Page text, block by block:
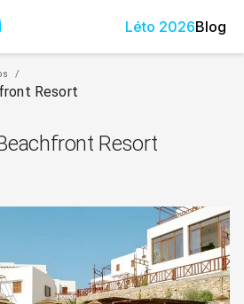
Léto 2026Blog
/
Resort
Resort